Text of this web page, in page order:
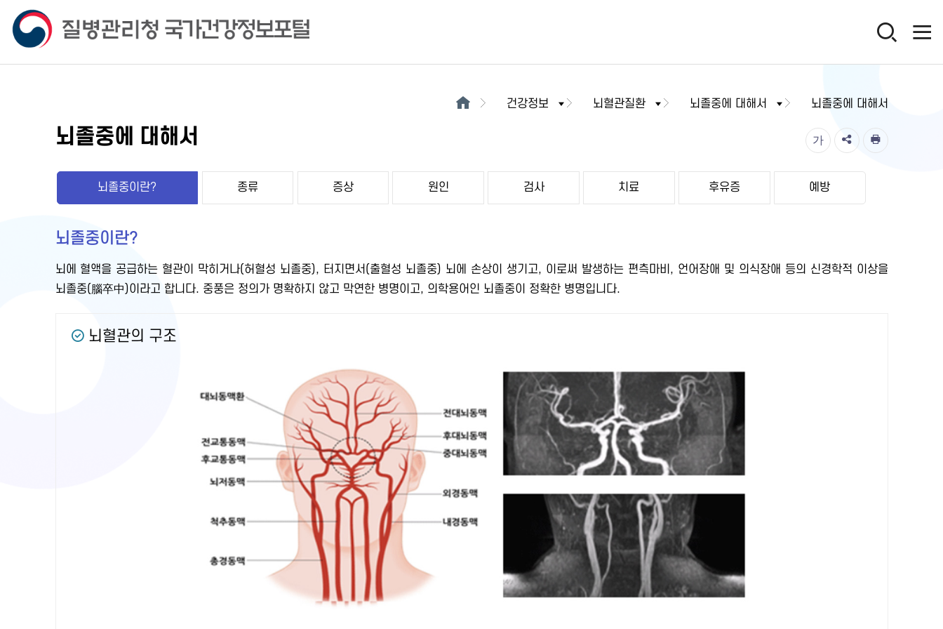
건강정보 뇌혈관질환 뇌졸중에 대해서 뇌졸중에 대해서
뇌졸중에 대해서 가
뇌졸중이란? 종류 증상 원인 검사 치료 후유증 예방
뇌졸중이란?
뇌에 혈액을 공급하는 혈관이 막히거나(허혈성 뇌졸중), 터지면서(출혈성 뇌졸중) 뇌에 손상이 생기고, 이로써 발생하는 편측마비, 언어장애 및 의식장애 등의 신경학적 이상을
뇌졸중(腦卒中)이라고 합니다. 중풍은 정의가 명확하지 않고 막연한 병명이고, 의학용어인 뇌졸중이 정확한 병명입니다.
뇌혈관의 구조